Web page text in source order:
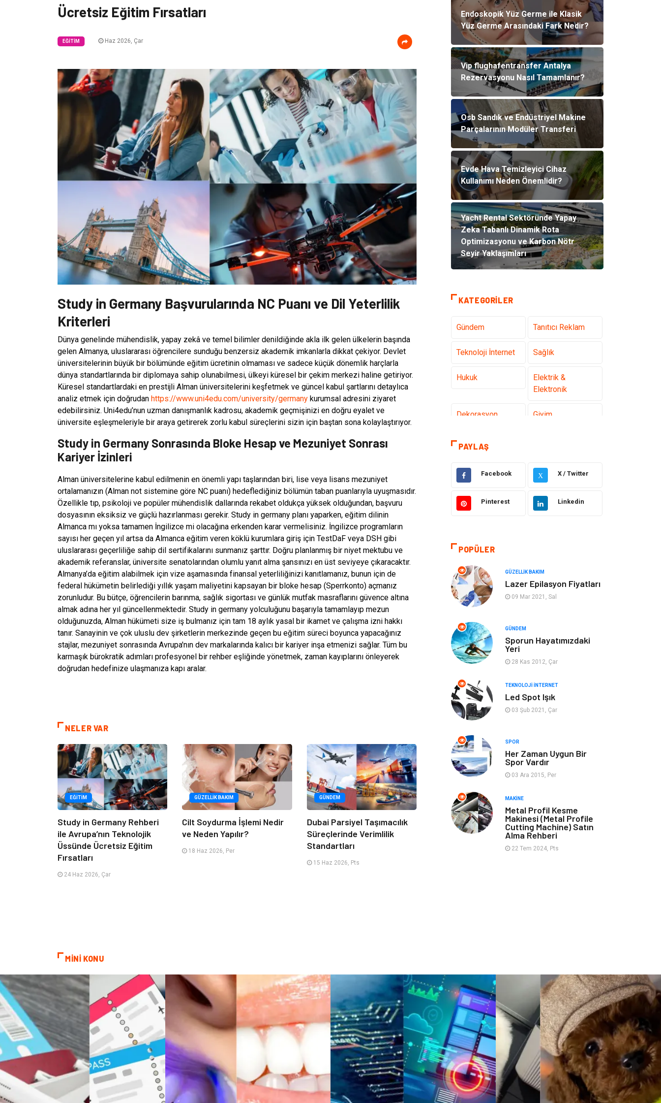
Ücretsiz Eğitim Fırsatları
EĞITIM Haz 2026, Çar
Study in Germany Başvurularında NC Puanı ve Dil Yeterlilik
Kriterleri
Dünya genelinde mühendislik, yapay zekâ ve temel bilimler denildiğinde akla ilk gelen ülkelerin başında
gelen Almanya, uluslararası öğrencilere sunduğu benzersiz akademik imkanlarla dikkat çekiyor. Devlet
üniversitelerinin büyük bir bölümünde eğitim ücretinin olmaması ve sadece küçük dönemlik harçlarla
dünya standartlarında bir diplomaya sahip olunabilmesi, ülkeyi küresel bir çekim merkezi haline getiriyor.
Küresel standartlardaki en prestijli Alman üniversitelerini keşfetmek ve güncel kabul şartlarını detaylıca
analiz etmek için doğrudan https://www.uni4edu.com/university/germany kurumsal adresini ziyaret
edebilirsiniz. Uni4edu’nun uzman danışmanlık kadrosu, akademik geçmişinizi en doğru eyalet ve
üniversite eşleşmeleriyle bir araya getirerek zorlu kabul süreçlerini sizin için baştan sona kolaylaştırıyor.
Study in Germany Sonrasında Bloke Hesap ve Mezuniyet Sonrası
Kariyer İzinleri
Alman üniversitelerine kabul edilmenin en önemli yapı taşlarından biri, lise veya lisans mezuniyet
ortalamanızın (Alman not sistemine göre NC puanı) hedeflediğiniz bölümün taban puanlarıyla uyuşmasıdır.
Özellikle tıp, psikoloji ve popüler mühendislik dallarında rekabet oldukça yüksek olduğundan, başvuru
dosyasının eksiksiz ve güçlü hazırlanması gerekir. Study in germany planı yaparken, eğitim dilinin
Almanca mı yoksa tamamen İngilizce mi olacağına erkenden karar vermelisiniz. İngilizce programların
sayısı her geçen yıl artsa da Almanca eğitim veren köklü kurumlara giriş için TestDaF veya DSH gibi
uluslararası geçerliliğe sahip dil sertifikalarını sunmanız şarttır. Doğru planlanmış bir niyet mektubu ve
akademik referanslar, üniversite senatolarından olumlu yanıt alma şansınızı en üst seviyeye çıkaracaktır.
Almanya’da eğitim alabilmek için vize aşamasında finansal yeterliliğinizi kanıtlamanız, bunun için de
federal hükümetin belirlediği yıllık yaşam maliyetini kapsayan bir bloke hesap (Sperrkonto) açmanız
zorunludur. Bu bütçe, öğrencilerin barınma, sağlık sigortası ve günlük mutfak masraflarını güvence altına
almak adına her yıl güncellenmektedir. Study in germany yolculuğunu başarıyla tamamlayıp mezun
olduğunuzda, Alman hükümeti size iş bulmanız için tam 18 aylık yasal bir ikamet ve çalışma izni hakkı
tanır. Sanayinin ve çok uluslu dev şirketlerin merkezinde geçen bu eğitim süreci boyunca yapacağınız
stajlar, mezuniyet sonrasında Avrupa'nın dev markalarında kalıcı bir kariyer inşa etmenizi sağlar. Tüm bu
karmaşık bürokratik adımları profesyonel bir rehber eşliğinde yönetmek, zaman kayıplarını önleyerek
doğrudan hedefinize ulaşmanıza kapı aralar.
NELER VAR
EĞITIM
Study in Germany Rehberi
ile Avrupa’nın Teknolojik
Üssünde Ücretsiz Eğitim
Fırsatları
24 Haz 2026, Çar
GÜZELLIK BAKIM
Cilt Soydurma İşlemi Nedir
ve Neden Yapılır?
18 Haz 2026, Per
GÜNDEM
Dubai Parsiyel Taşımacılık
Süreçlerinde Verimlilik
Standartları
15 Haz 2026, Pts
Endoskopik Yüz Germe ile Klasik
Yüz Germe Arasındaki Fark Nedir?
Vip flughafentransfer Antalya
Rezervasyonu Nasıl Tamamlanır?
Osb Sandık ve Endüstriyel Makine
Parçalarının Modüler Transferi
Evde Hava Temizleyici Cihaz
Kullanımı Neden Önemlidir?
Yacht Rental Sektöründe Yapay
Zeka Tabanlı Dinamik Rota
Optimizasyonu ve Karbon Nötr
Seyir Yaklaşımları
KATEGORILER
Gündem Tanıtıcı Reklam
Teknoloji İnternet Sağlık
Hukuk
Elektrik &
Elektronik
Dekorasyon Giyim
Otomotiv
Anne Çocuk
Organizasyon Moda
Bilgisayar &
Yazılım
Tatil
Müzik
Spor İnternet
Nakliye Aksesuar
Mobilya Finans Ekonomi
Sigorta
Bebek Giyim
Tarım &
Hayvancılık
PAYLAŞ
Facebook X X / Twitter
Pinterest Linkedin
POPÜLER
GÜZELLIK BAKIM
Lazer Epilasyon Fiyatları
09 Mar 2021, Sal
GÜNDEM
Sporun Hayatımızdaki
Yeri
28 Kas 2012, Çar
TEKNOLOJI İNTERNET
Led Spot Işık
03 Şub 2021, Çar
SPOR
Her Zaman Uygun Bir
Spor Vardır
03 Ara 2015, Per
MAKINE
Metal Profil Kesme
Makinesi (Metal Profile
Cutting Machine) Satın
Alma Rehberi
22 Tem 2024, Pts
MİNİ KONU